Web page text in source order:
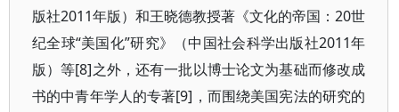
版社2011年版）和王晓德教授著《文化的帝国：20世
纪全球“美国化”研究》（中国社会科学出版社2011年
版）等[8]之外，还有一批以博士论文为基础而修改成
书的中青年学人的专著[9]，而围绕美国宪法的研究的